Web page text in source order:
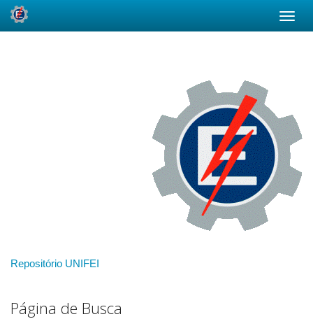
Repositório UNIFEI
Página de Busca